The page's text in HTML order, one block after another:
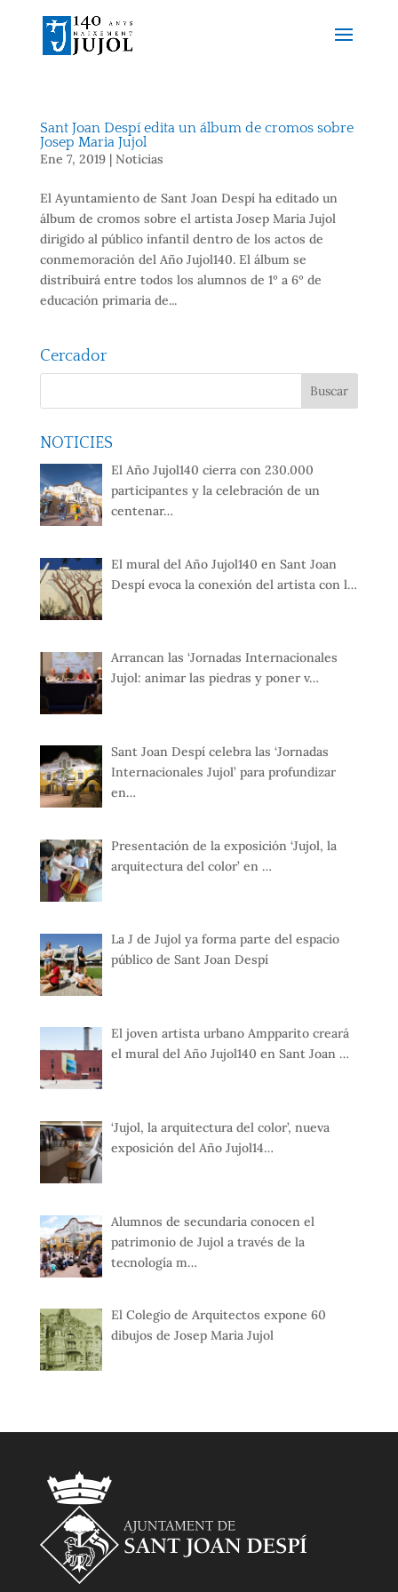
Sant Joan Despí edita un álbum de cromos sobre
Josep Maria Jujol
Ene 7, 2019| Noticias
El Ayuntamiento de Sant Joan Despí ha editado un
álbum de cromos sobre el artista Josep Maria Jujol
dirigido al público infantil dentro de los actos de
conmemoración del Año Jujol140. El álbum se
distribuirá entre todos los alumnos de 1º a 6º de
educación primaria de...
Cercador
NOTICIES
El Año Jujol140 cierra con 230.000
participantes y la celebración de un
centenar…
El mural del Año Jujol140 en Sant Joan
Despí evoca la conexión del artista con l…
Arrancan las ‘Jornadas Internacionales
Jujol: animar las piedras y poner v…
Sant Joan Despí celebra las ‘Jornadas
Internacionales Jujol’ para profundizar
en…
Presentación de la exposición ‘Jujol, la
arquitectura del color’ en …
La J de Jujol ya forma parte del espacio
público de Sant Joan Despí
El joven artista urbano Ampparito creará
el mural del Año Jujol140 en Sant Joan …
‘Jujol, la arquitectura del color’, nueva
exposición del Año Jujol14…
Alumnos de secundaria conocen el
patrimonio de Jujol a través de la
tecnología m…
El Colegio de Arquitectos expone 60
dibujos de Josep Maria Jujol